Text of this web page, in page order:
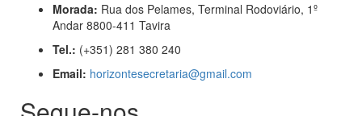
Morada: Rua dos Pelames, Terminal Rodoviário, 1º
Andar 8800-411 Tavira
Tel.: (+351) 281 380 240
Email: horizontesecretaria@gmail.com